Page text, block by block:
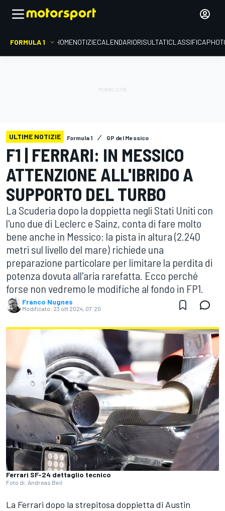
FORMULA 1 HOMENOTIZIECALENDARIORISULTATICLASSIFICA
ULTIME NOTIZIE Formula 1 GP del Messico
F1 | FERRARI: IN MESSICO
ATTENZIONE ALL'IBRIDO A
SUPPORTO DEL TURBO
La Scuderia dopo la doppietta negli Stati Uniti con
l'uno due di Leclerc e Sainz, conta di fare molto
bene anche in Messico: la pista in altura (2.240
metri sul livello del mare) richiede una
preparazione particolare per limitare la perdita di
potenza dovuta all'aria rarefatta. Ecco perché
forse non vedremo le modifiche al fondo in FP1.
Franco Nugnes
Modificato: 23 ott 2024, 07:20
Ferrari SF-24 dettaglio tecnico
Foto di: Andreas Beil
La Ferrari dopo la strepitosa doppietta di Austin